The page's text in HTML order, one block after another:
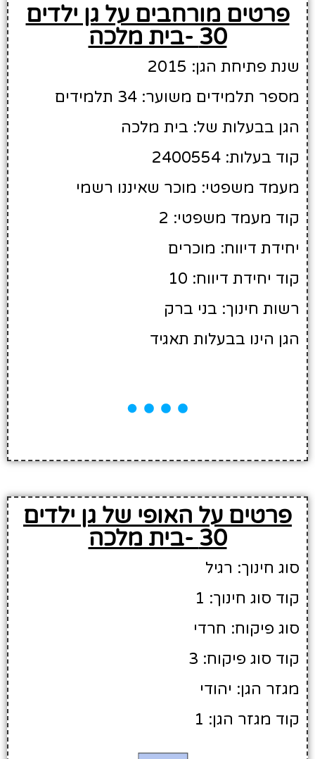
פרטים מורחבים על גן ילדים
30 -בית מלכה
שנת פתיחת הגן: 2015
מספר תלמידים משוער: 34 תלמידים
הגן בבעלות של: בית מלכה
קוד בעלות: 2400554
מעמד משפטי: מוכר שאיננו רשמי
קוד מעמד משפטי: 2
יחידת דיווח: מוכרים
קוד יחידת דיווח: 10
רשות חינוך: בני ברק
הגן הינו בבעלות תאגיד
פרטים על האופי של גן ילדים
30 -בית מלכה
סוג חינוך: רגיל
קוד סוג חינוך: 1
סוג פיקוח: חרדי
קוד סוג פיקוח: 3
מגזר הגן: יהודי
קוד מגזר הגן: 1